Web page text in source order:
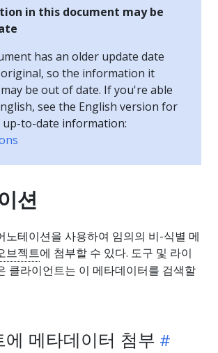
in this document may be
has an older update date
so the information it
be out of date. If you're able
see the English version for
to-date information:
션
노테이션을 사용하여 임의의 비-식별 메
브젝트에 첨부할 수 있다. 도구 및 라이
클라이언트는 이 메타데이터를 검색할
에 메타데이터 첨부